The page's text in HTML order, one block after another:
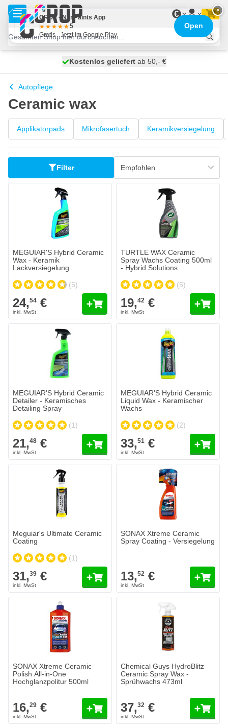
Zum Inhalt springen
€
heute versendet
Kostenlos geliefertab 50,- €
100 Tage
Autopflege
Ceramic wax
Applikatorpads Mikrofasertuch Keramikversiegelung
Filter
MEGUIAR'S Hybrid Ceramic
Wax - Keramik
Lackversiegelung
(5)
24,54 €
TURTLE WAX Ceramic
Spray Wachs Coating 500ml
- Hybrid Solutions
(5)
19,42 €
MEGUIAR'S Hybrid Ceramic
Detailer - Keramisches
Detailing Spray
(1)
21,48 €
MEGUIAR'S Hybrid Ceramic
Liquid Wax - Keramischer
Wachs
(2)
33,51 €
Meguiar's Ultimate Ceramic
Coating
(1)
31,39 €
SONAX Xtreme Ceramic
Spray Coating - Versiegelung
13,52 €
SONAX Xtreme Ceramic
Polish All-in-One
Hochglanzpolitur 500ml
16,29 €
Chemical Guys HydroBlitz
Ceramic Spray Wax -
Sprühwachs 473ml
37,32 €
×
CROP - NonPaints App
5
Gratis - Jetzt im Google Play
Open